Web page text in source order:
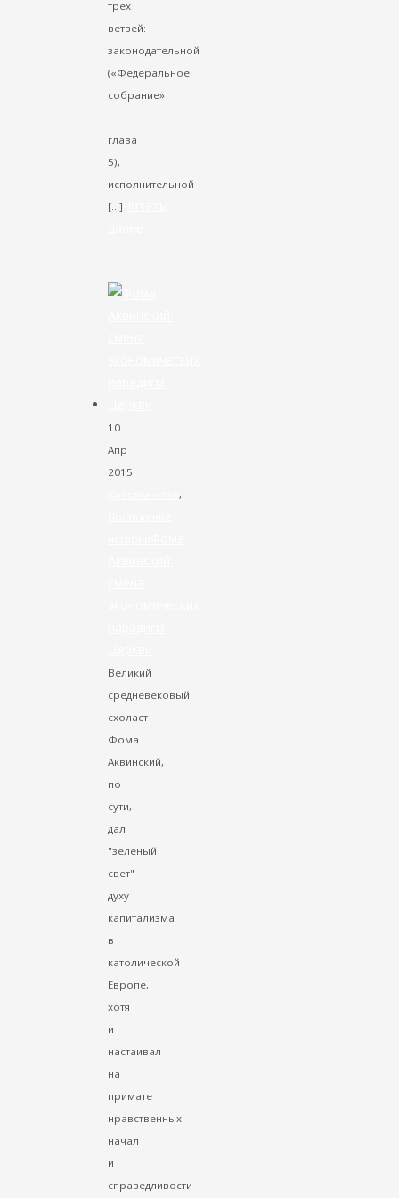
трех
ветвей:
законодательной
(«Федеральное
собрание»
–
глава
5),
исполнительной
[…]
Twitter
10
Апр
2015
Христианство,
Великий
средневековый
схоласт
Фома
Аквинский,
по
сути,
дал
"зеленый
свет"
духу
капитализма
в
католической
Европе,
хотя
и
настаивал
на
примате
нравственных
начал
и
справедливости